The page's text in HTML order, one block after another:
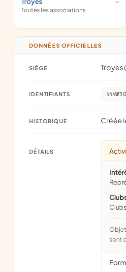
Toutes les associations
DONNÉES OFFICIELLES
SIÈGE Troyes
IDENTIFIANTS RNA
HISTORIQUE Créée
DÉTAILS
Objets sociaux attribués par l'administration d'après l'objet déclaré ; activité NAF attribuée par l'INSEE. Les noms courts
sont